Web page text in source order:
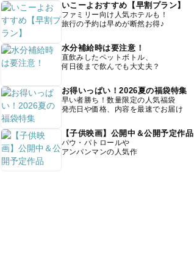
いこーよおすすめ【早割プラン】
ファミリー向け人気ホテルも！
旅行の予約は早めが断然お得♪
水分補給時は要注意！
直飲みしたペットボトル、
何日後まで飲んでも大丈夫？
お得いっぱい！2026夏の福袋特集
早い者勝ち！数量限定の人気福袋
発売日や価格、内容を最速でお届け
【子供映画】公開中＆公開予定作品
パウ・パトロールや
アンパンマンの人気作